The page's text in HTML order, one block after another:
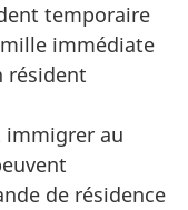
temporaire
immédiate
résident
immigrer au
de résidence